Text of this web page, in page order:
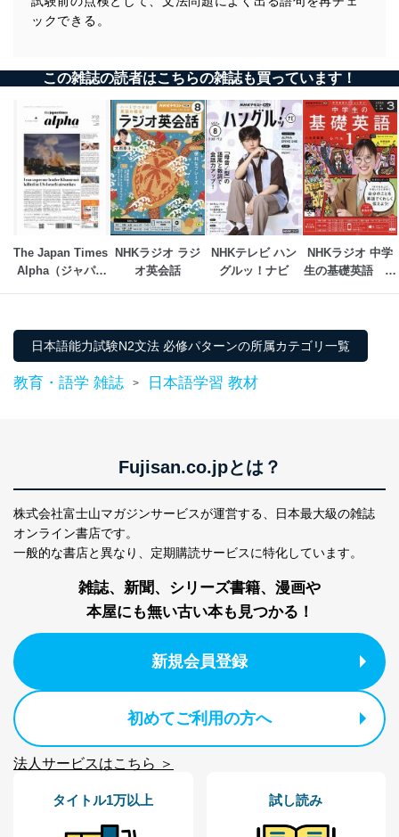
ックできる。
この雑誌の読者はこちらの雑誌も買っています！
The Japan Times
Alpha（ジャパン
NHKラジオ ラジ
オ英会話
NHKテレビ ハン
グルッ！ナビ
NHKラジオ 中学
生の基礎英語　レ
日本語能力試験N2文法 必修パターンの所属カテゴリ一覧
教育・語学 雑誌 > 日本語学習 教材
Fujisan.co.jpとは？
株式会社富士山マガジンサービスが運営する、
日本最大級の雑誌
オンライン書店です。
一般的な書店と異なり、 定期購読サービスに特化しています。
雑誌、新聞、シリーズ書籍、漫画や
本屋にも無い古い本も見つかる！
新規会員登録
初めてご利用の方へ
法人サービスはこちら ＞
タイトル1万以上 試し読み